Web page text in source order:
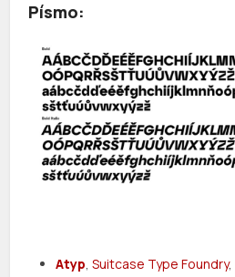
Písmo:
Atyp,Suitcase Type Foundry,